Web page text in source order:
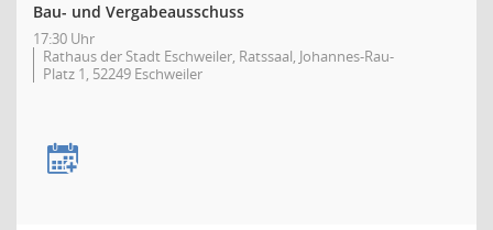
Bau- und Vergabeausschuss
17:30 Uhr
Rathaus der Stadt Eschweiler, Ratssaal, Johannes-Rau-
Platz 1, 52249 Eschweiler